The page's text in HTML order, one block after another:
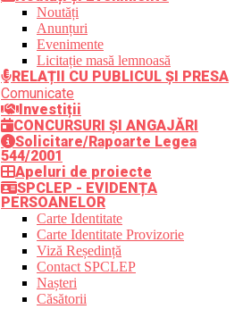
Noutăți
Anunțuri
Evenimente
Licitație masă lemnoasă
RELAȚII CU PUBLICUL ȘI PRESA
Comunicate
Investiții
CONCURSURI ȘI ANGAJĂRI
Solicitare/Rapoarte Legea
544/2001
Apeluri de proiecte
SPCLEP - EVIDENȚA
PERSOANELOR
Carte Identitate
Carte Identitate Provizorie
Viză Reședință
Contact SPCLEP
Nașteri
Căsătorii